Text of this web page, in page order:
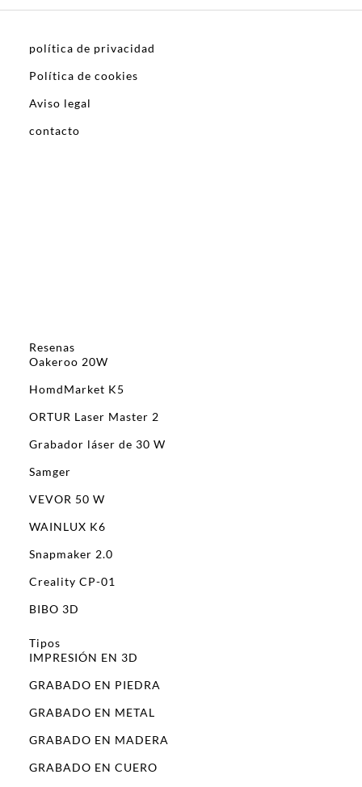
política de privacidad
Política de cookies
Aviso legal
contacto
Resenas
Oakeroo 20W
HomdMarket K5
ORTUR Laser Master 2
Grabador láser de 30 W
Samger
VEVOR 50 W
WAINLUX K6
Snapmaker 2.0
Creality CP-01
BIBO 3D
Tipos
IMPRESIÓN EN 3D
GRABADO EN PIEDRA
GRABADO EN METAL
GRABADO EN MADERA
GRABADO EN CUERO